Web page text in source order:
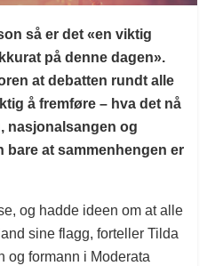
så er det «en viktig
på denne dagen».
at debatten rundt alle
å fremføre – hva det nå
nasjonalsangen og
bare at sammenhengen er
og hadde ideen om at alle
sine flagg, forteller Tilda
og formann i Moderata